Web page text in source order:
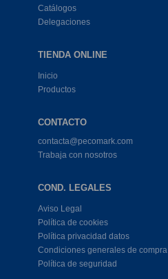
Catálogos
Delegaciones
TIENDA ONLINE
Inicio
Productos
CONTACTO
contacta@pecomark.com
Trabaja con nosotros
COND. LEGALES
Aviso Legal
Política de cookies
Política privacidad datos
Condiciones generales de compra
Política de seguridad